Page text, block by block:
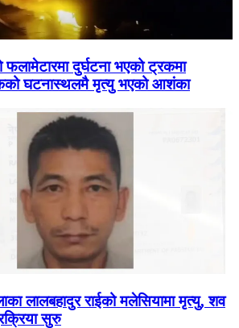
फलामेटारमा दुर्घटना भएको ट्रकमा
घटनास्थलमै मृत्यु भएको आशंका
लालबहादुर राईको मलेसियामा मृत्यु, शव
सुरु